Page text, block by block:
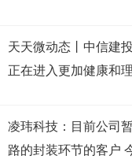
天天微动态丨中信建
正在进入更加健康和
凌玮科技：目前公司
路的封装环节的客户